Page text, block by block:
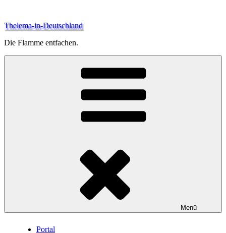
springen
Thelema-in-Deutschland
Die Flamme entfachen.
Menü
Portal